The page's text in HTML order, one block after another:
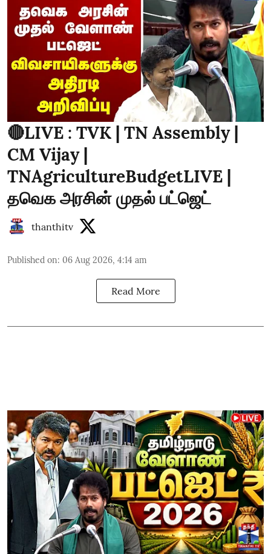
🔴LIVE : TVK | TN Assembly |
CM Vijay |
TNAgricultureBudgetLIVE |
தவெக அரசின் முதல் பட்ஜெட்
thanthitv
Published on: 06 Aug 2026, 4:14 am
Read More